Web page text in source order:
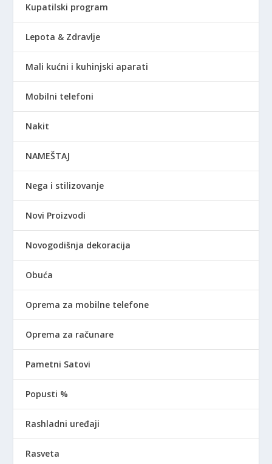
Kupatilski program
Lepota & Zdravlje
Mali kućni i kuhinjski aparati
Mobilni telefoni
Nakit
NAMEŠTAJ
Nega i stilizovanje
Novi Proizvodi
Novogodišnja dekoracija
Obuća
Oprema za mobilne telefone
Oprema za računare
Pametni Satovi
Popusti %
Rashladni uređaji
Rasveta